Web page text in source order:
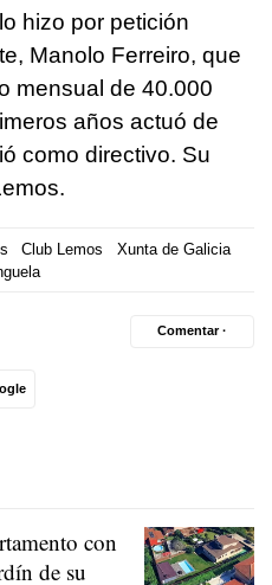
hizo por petición
Manolo Ferreiro, que
mensual de 40.000
años actuó de
como directivo. Su
Club Lemos
Xunta de Galicia
Comentar ·
con
de su